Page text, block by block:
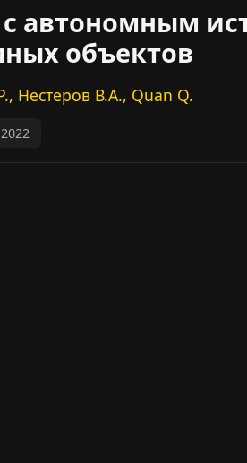
с автономным
объектов
Нестеров В.А., Quan Q.